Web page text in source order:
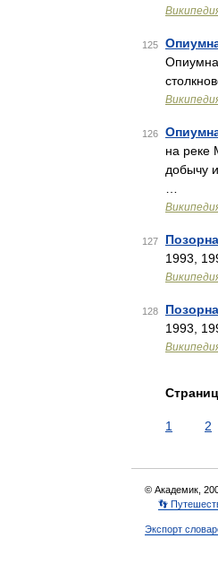
125
126
на реке
добычу
127
1993,
128
1993,
1 2
© Академик,
👣
Экспорт